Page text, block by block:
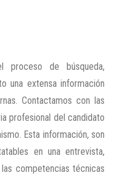
de búsqueda,
una extensa información
Contactamos con las
profesional del candidato
Esta información, son
en una entrevista,
competencias técnicas